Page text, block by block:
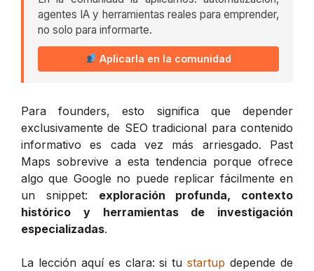
agentes IA y herramientas reales para emprender,
no solo para informarte.
Aplicarla en la comunidad
Para founders, esto significa que depender
exclusivamente de SEO tradicional para contenido
informativo es cada vez más arriesgado. Past
Maps sobrevive a esta tendencia porque ofrece
algo que Google no puede replicar fácilmente en
un snippet: exploración profunda, contexto
histórico y herramientas de investigación
especializadas.
La lección aquí es clara: si tustartup depende de